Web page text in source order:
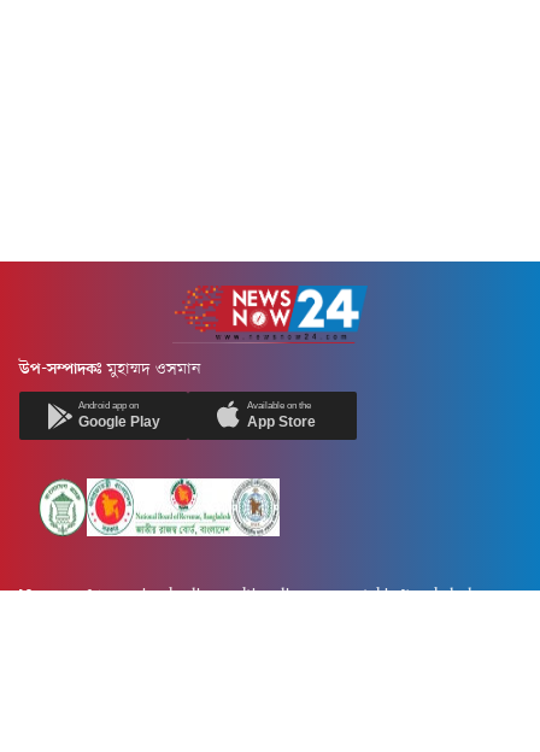
উপ-সম্পাদকঃ মুহাম্মদ ওসমান
Android app on
Google Play
Available on the
App Store
Newsnow24.com is a leading multimedia news portal in Bangladesh.